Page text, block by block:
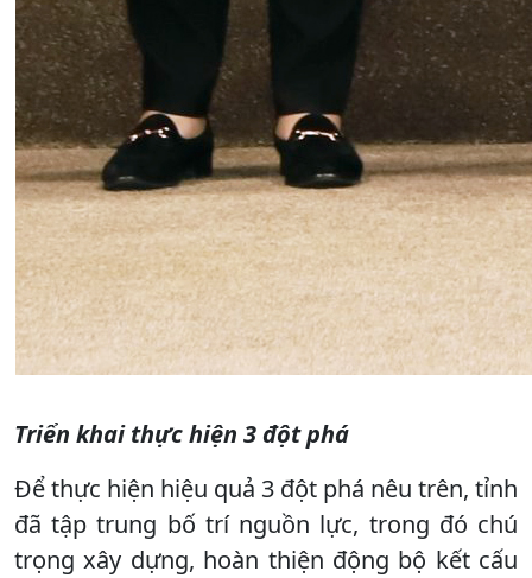
Triển khai thực hiện 3 đột phá
Để thực hiện hiệu quả 3 đột phá nêu trên, tỉnh
đã tập trung bố trí nguồn lực, trong đó chú
trọng xây dựng, hoàn thiện động bộ kết cấu